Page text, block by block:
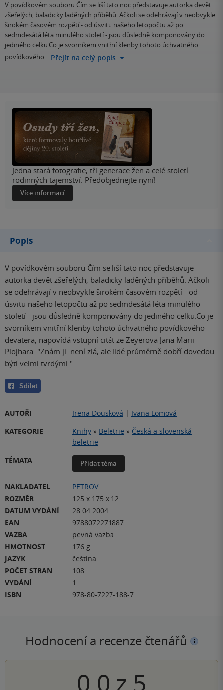
V povídkovém souboru Čím se liší tato noc představuje autorka devět
zšeřelých, baladicky laděných příběhů. Ačkoli se odehrávají v neobvykle
širokém časovém rozpětí - od úsvitu našeho letopočtu až po
sedmdesátá léta minulého století - jsou důsledně komponovány do
jediného celku.Co je svorníkem vnitřní klenby tohoto úchvatného
povídkového… Přejít na celý popis
Jedna stará fotografie, tři generace žen a celé století
rodinných tajemství. Předobjednejte nyní!
Více informací
Popis
V povídkovém souboru Čím se liší tato noc představuje
autorka devět zšeřelých, baladicky laděných příběhů. Ačkoli
se odehrávají v neobvykle širokém časovém rozpětí - od
úsvitu našeho letopočtu až po sedmdesátá léta minulého
století - jsou důsledně komponovány do jediného celku.Co je
svorníkem vnitřní klenby tohoto úchvatného povídkového
devatera, napovídá vstupní citát ze Zeyerova Jana Marii
Plojhara: "Znám ji: není zlá, ale lidé průměrně dobří dovedou
býti velmi tvrdými."
Sdílet
AUTOŘI Irena Dousková | Ivana Lomová
KATEGORIE
Knihy » Beletrie » Česká a slovenská
beletrie
TÉMATA
Přidat téma
NAKLADATEL
PETROV
ROZMĚR
125 x 175 x 12
DATUM VYDÁNÍ
28.04.2004
EAN
9788072271887
VAZBA
pevná vazba
HMOTNOST
176 g
JAZYK
čeština
POČET STRAN
108
VYDÁNÍ
1
ISBN
978-80-7227-188-7
Hodnocení a recenze čtenářů
0.0 z 5